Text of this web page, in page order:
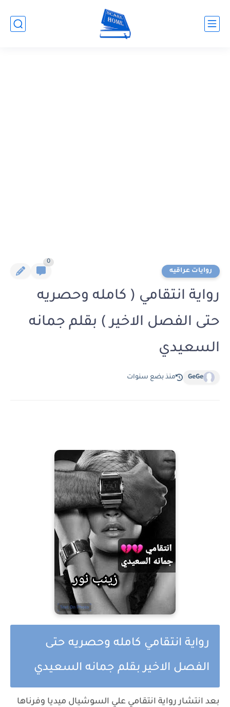
روايات عراقيه
0
رواية انتقامي ( كامله وحصريه
حتى الفصل الاخير ) بقلم جمانه
السعيدي
GeGe منذ بضع سنوات
رواية انتقامي كامله وحصريه حتى
الفصل الاخير بقلم جمانه السعيدي
بعد انتشار رواية انتقامي علي السوشيال ميديا وفرناها